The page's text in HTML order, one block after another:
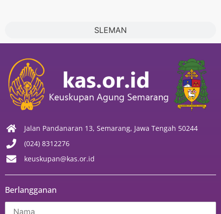
SLEMAN
Jalan Pandanaran 13, Semarang, Jawa Tengah 50244
(024) 8312276
keuskupan@kas.or.id
Berlangganan